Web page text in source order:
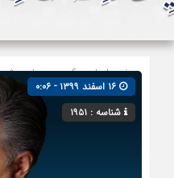
صفحه اصلی» گروه »مجلس
شناسه : ۱۹۵۱